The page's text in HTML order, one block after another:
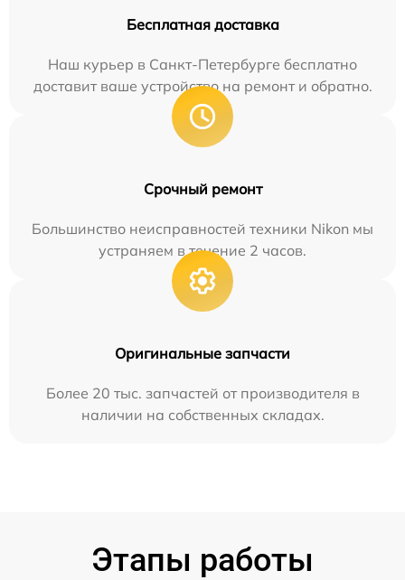
Бесплатная доставка
Наш курьер в Санкт-Петербурге бесплатно
доставит ваше устройство на ремонт и обратно.
Срочный ремонт
Большинство неисправностей техники Nikon мы
устраняем в течение 2 часов.
Оригинальные запчасти
Более 20 тыс. запчастей от производителя в
наличии на собственных складах.
Этапы работы